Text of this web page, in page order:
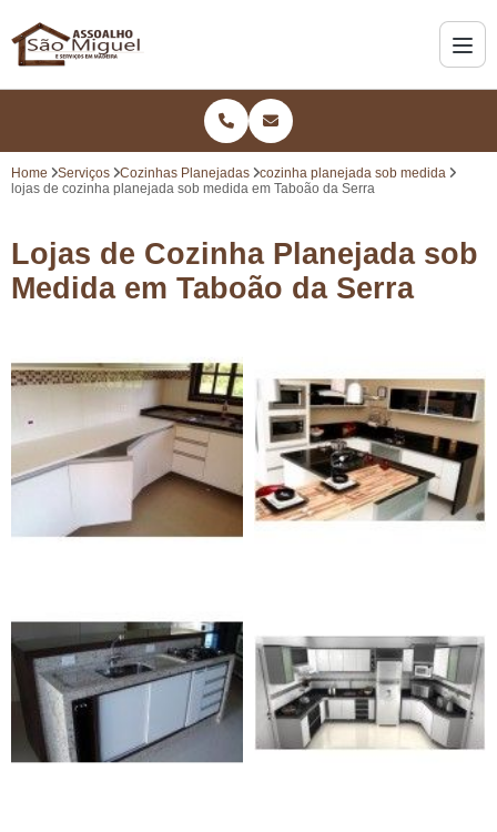
Home Serviços Cozinhas Planejadas
cozinha planejada sob medida
lojas de cozinha planejada sob medida em Taboão da Serra
Lojas de Cozinha Planejada sob
Medida em Taboão da Serra